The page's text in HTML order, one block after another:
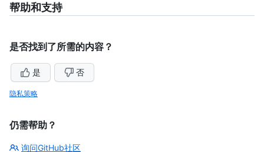
帮助和支持
是否找到了所需的内容？
是 否
隐私策略
仍需帮助？
询问GitHub社区